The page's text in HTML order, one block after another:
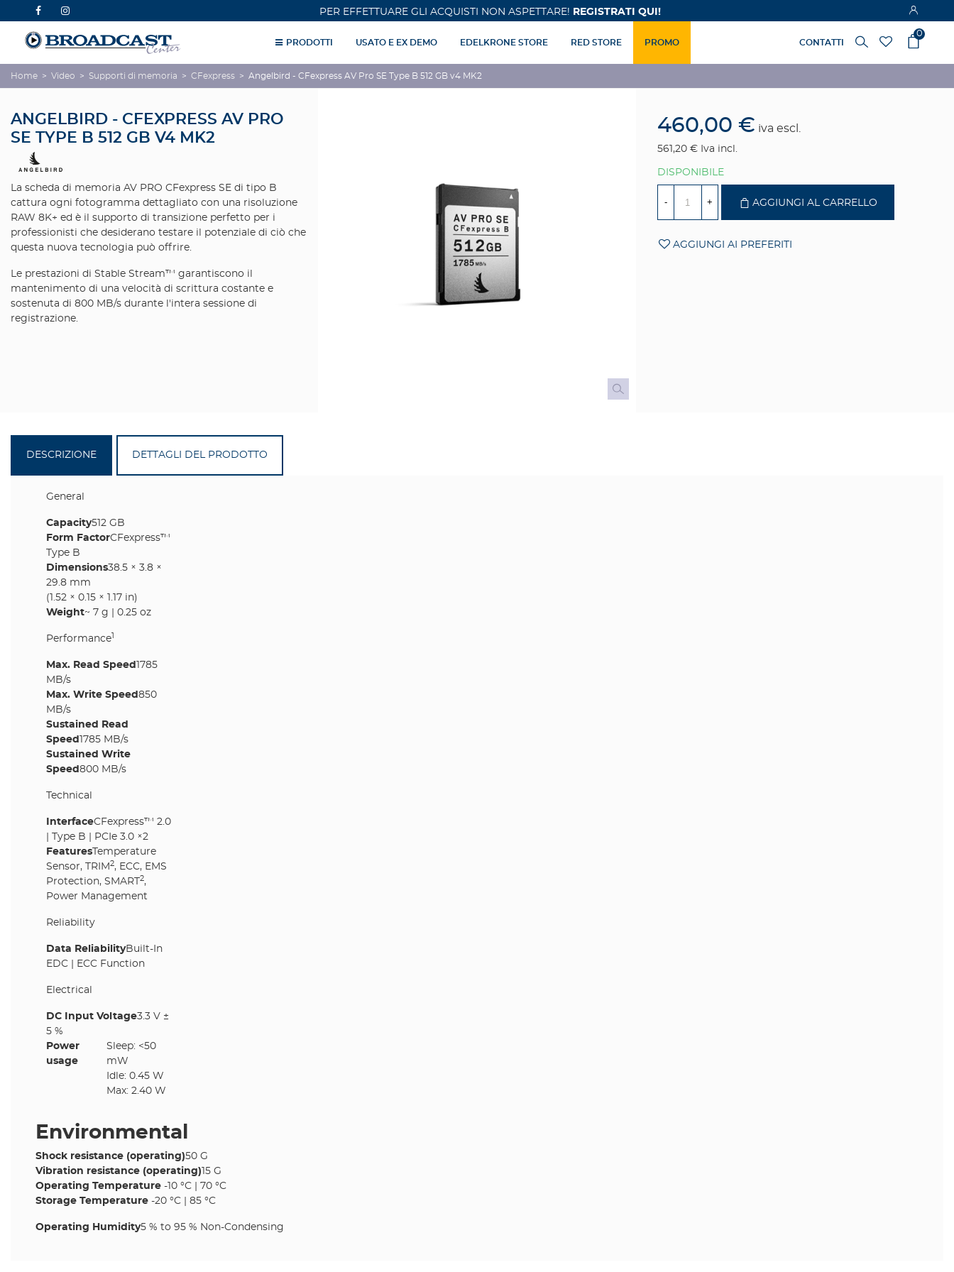
PER EFFETTUARE GLI ACQUISTI NON ASPETTARE! REGISTRATI QUI!
PRODOTTI USATO E EX DEMO EDELKRONE STORE RED STORE PROMO CONTATTI
0
Home > Video > Supporti di memoria > CFexpress > Angelbird - CFexpress AV Pro SE Type B 512 GB v4 MK2
ANGELBIRD - CFEXPRESS AV PRO
SE TYPE B 512 GB V4 MK2
La scheda di memoria AV PRO CFexpress SE di tipo B
cattura ogni fotogramma dettagliato con una risoluzione
RAW 8K+ ed è il supporto di transizione perfetto per i
professionisti che desiderano testare il potenziale di ciò che
questa nuova tecnologia può offrire.
Le prestazioni di Stable Stream™ garantiscono il
mantenimento di una velocità di scrittura costante e
sostenuta di 800 MB/s durante l'intera sessione di
registrazione.
460,00 € iva escl.
561,20 € Iva incl.
DISPONIBILE
- + AGGIUNGI AL CARRELLO
AGGIUNGI AI PREFERITI
DESCRIZIONE DETTAGLI DEL PRODOTTO
General
Capacity512 GB
Form FactorCFexpress™
Type B
Dimensions38.5 × 3.8 ×
29.8 mm
(1.52 × 0.15 × 1.17 in)
Weight~ 7 g | 0.25 oz
Performance
Max. Read Speed 1785
MB/s
Max. Write Speed 850
MB/s
Sustained Read
Speed 1785 MB/s
Sustained Write
Speed 800 MB/s
Technical
InterfaceCFexpress™ 2.0
| Type B | PCIe 3.0 ×2
Features Temperature
Sensor, TRIM 2, ECC, EMS
Protection, SMART
2,
Power Management
Reliability
Data ReliabilityBuilt-In
EDC | ECC Function
Electrical
DC Input Voltage3.3 V ±
5 %
Power
usage
Sleep: <50
mW
Idle: 0.45 W
Max: 2.40 W
Environmental
Shock resistance (operating)50 G
Vibration resistance (operating) 15 G
Operating Temperature -10 °C | 70 °C
Storage Temperature -20 °C | 85 °C
Operating Humidity5 % to 95 % Non-Condensing